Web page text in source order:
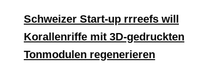
Schweizer Start-up rrreefs will
Korallenriffe mit 3D-gedruckten
Tonmodulen regenerieren